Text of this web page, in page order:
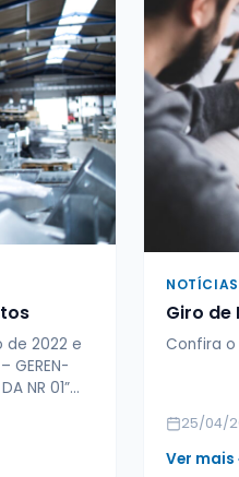
2022 e
– GEREN­
NR 01”…
NOTÍCIAS
Giro de
Confira
25/04/
Ver mais